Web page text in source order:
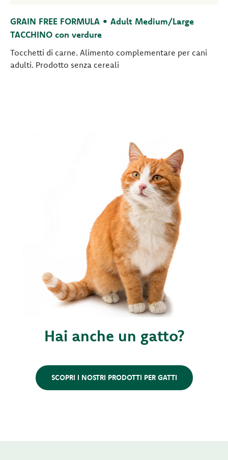
GRAIN FREE FORMULA • Adult Medium/Large
TACCHINO con verdure
Tocchetti di carne. Alimento complementare per cani
adulti. Prodotto senza cereali
Hai anche un gatto?
SCOPRI I NOSTRI PRODOTTI PER GATTI